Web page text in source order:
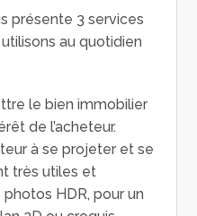
présente 3 services
au quotidien
le bien immobilier
de l’acheteur.
à se projeter et se
très utiles et
HDR, pour un